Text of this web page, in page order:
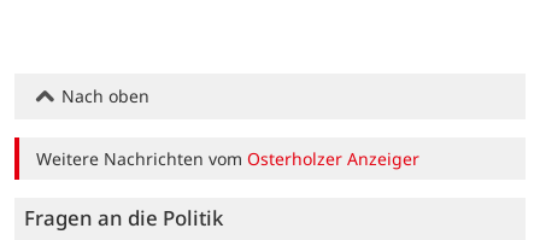
Nach oben
Weitere Nachrichten vomOsterholzer Anzeiger
Fragen an die Politik